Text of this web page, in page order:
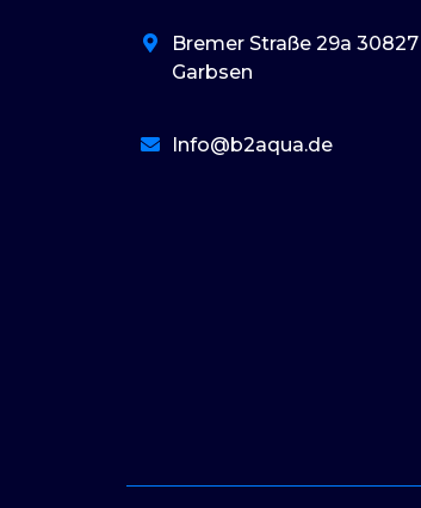
Bremer Straße 29a 30827
Garbsen
Info@b2aqua.de